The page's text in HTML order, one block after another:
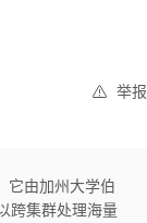
举报
它由加州大学伯
跨集群处理海量